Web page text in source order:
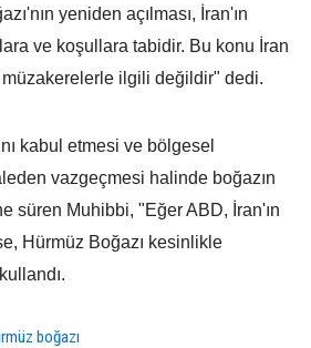
yeniden açılması, İran'ın
ve koşullara tabidir. Bu konu İran
ilgili değildir" dedi.
kabul etmesi ve bölgesel
vazgeçmesi halinde boğazın
süren Muhibbi, "Eğer ABD, İran'ın
Hürmüz Boğazı kesinlikle
boğazı